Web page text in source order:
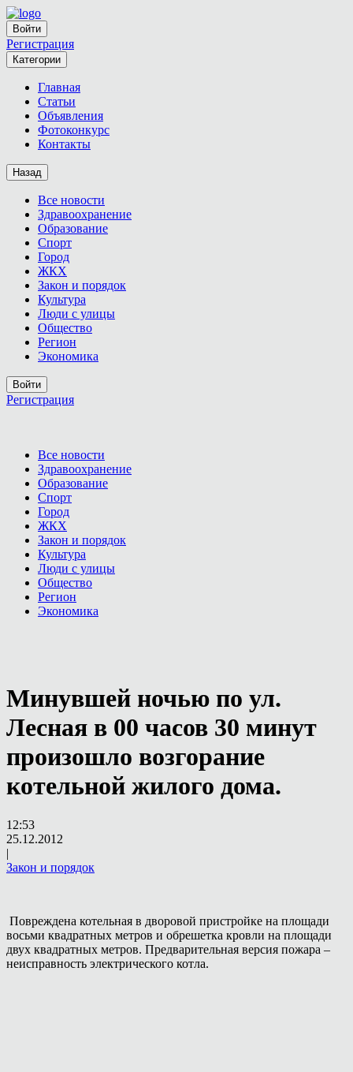
Войти
Регистрация
Категории
Главная
Статьи
Объявления
Фотоконкурс
Контакты
Назад
Все новости
Здравоохранение
Образование
Спорт
Город
ЖКХ
Закон и порядок
Культура
Люди с улицы
Общество
Регион
Экономика
Войти
Регистрация
Все новости
Здравоохранение
Образование
Спорт
Город
ЖКХ
Закон и порядок
Культура
Люди с улицы
Общество
Регион
Экономика
Минувшей ночью по ул.
Лесная в 00 часов 30 минут
произошло возгорание
котельной жилого дома.
12:53
25.12.2012
|
Закон и порядок
Повреждена котельная в дворовой пристройке на площади
восьми квадратных метров и обрешетка кровли на площади
двух квадратных метров. Предварительная версия пожара –
неисправность электрического котла.